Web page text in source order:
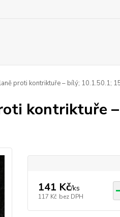
proti kontriktuře – bílý; 10.1.50.1;
kontriktuře
141 Kč/ks
117 Kč bez DPH